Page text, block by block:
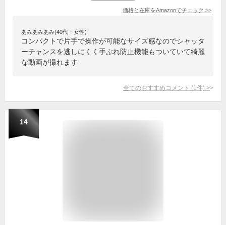
価格と在庫をAmazonでチェック >>
あみあみあみ(40代・女性)
コンパクトで片手で操作が可能なサイズ感なのでシャッタ
ーチャンスを逃しにくく手ぶれ防止機能もついていて綺麗
な動画が撮れます
全てのおすすめコメント (1 件) >
14